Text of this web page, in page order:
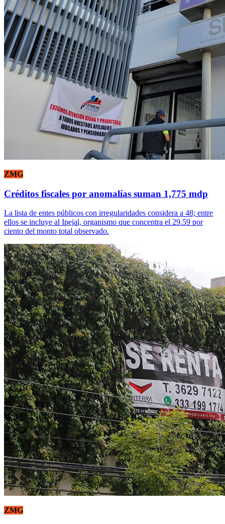
ZMG
Créditos fiscales por anomalías suman 1,775 mdp
La lista de entes públicos con irregularidades considera a 48; entre
ellos se incluye al Ipejal, organismo que concentra el 29.59 por
ciento del monto total observado.
ZMG